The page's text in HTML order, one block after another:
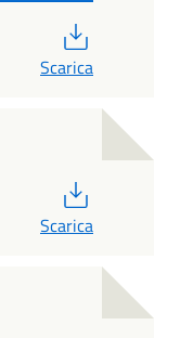
Scarica
Scarica